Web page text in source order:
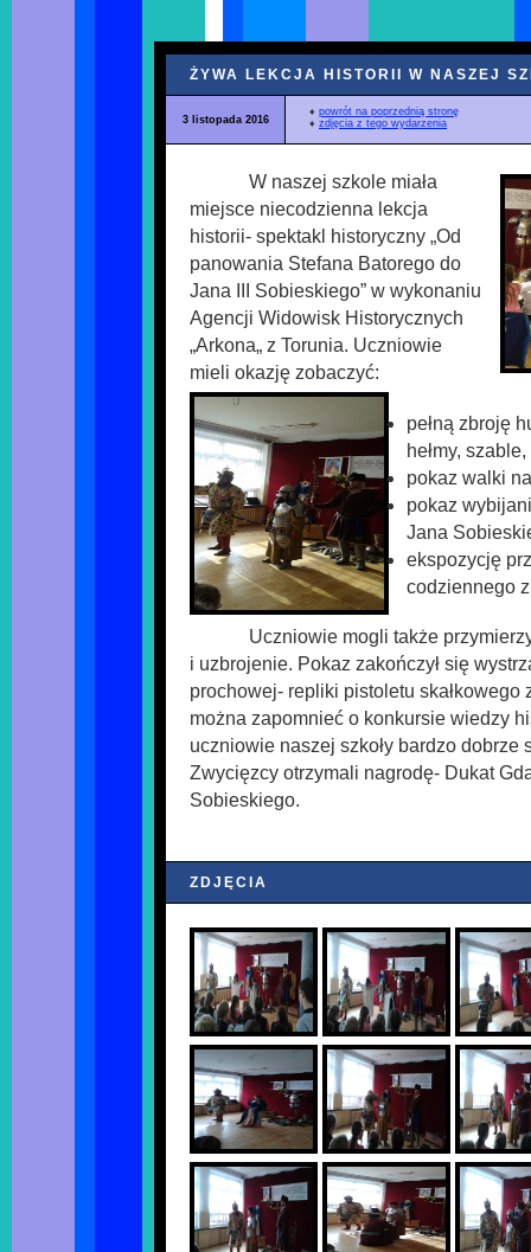
ŻYWA LEKCJA HISTORII W NASZEJ
3 listopada 2016
♦ powrót na poprzednią stronę
♦ zdjęcia z tego wydarzenia
W naszej szkole miała
miejsce niecodzienna lekcja
historii- spektakl historyczny „Od
panowania Stefana Batorego do
Jana III Sobieskiego” w wykonaniu
Agencji Widowisk Historycznych
„Arkona„ z Torunia. Uczniowie
mieli okazję zobaczyć:
pełną zbroję
hełmy,
pokaz walki
pokaz
Jana
ekspozycję
codziennego
Uczniowie mogli także
i uzbrojenie. Pokaz zakończył się
prochowej- repliki pistoletu skałkowego
można zapomnieć o konkursie wiedzy
uczniowie naszej szkoły bardzo dobrze
Zwycięzcy otrzymali nagrodę- Dukat
Sobieskiego.
ZDJĘCIA